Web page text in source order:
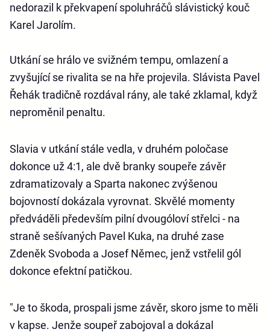
nedorazil k překvapení spoluhráčů slávistický kouč
Karel Jarolím.
Utkání se hrálo ve svižném tempu, omlazení a
zvyšující se rivalita se na hře projevila. Slávista Pavel
Řehák tradičně rozdával rány, ale také zklamal, když
neproměnil penaltu.
Slavia v utkání stále vedla, v druhém poločase
dokonce už 4:1, ale dvě branky soupeře závěr
zdramatizovaly a Sparta nakonec zvýšenou
bojovností dokázala vyrovnat. Skvělé momenty
předváděli především pilní dvougóloví střelci - na
straně sešívaných Pavel Kuka, na druhé zase
Zdeněk Svoboda a Josef Němec, jenž vstřelil gól
dokonce efektní patičkou.
"Je to škoda, prospali jsme závěr, skoro jsme to měli
v kapse. Jenže soupeř zabojoval a dokázal